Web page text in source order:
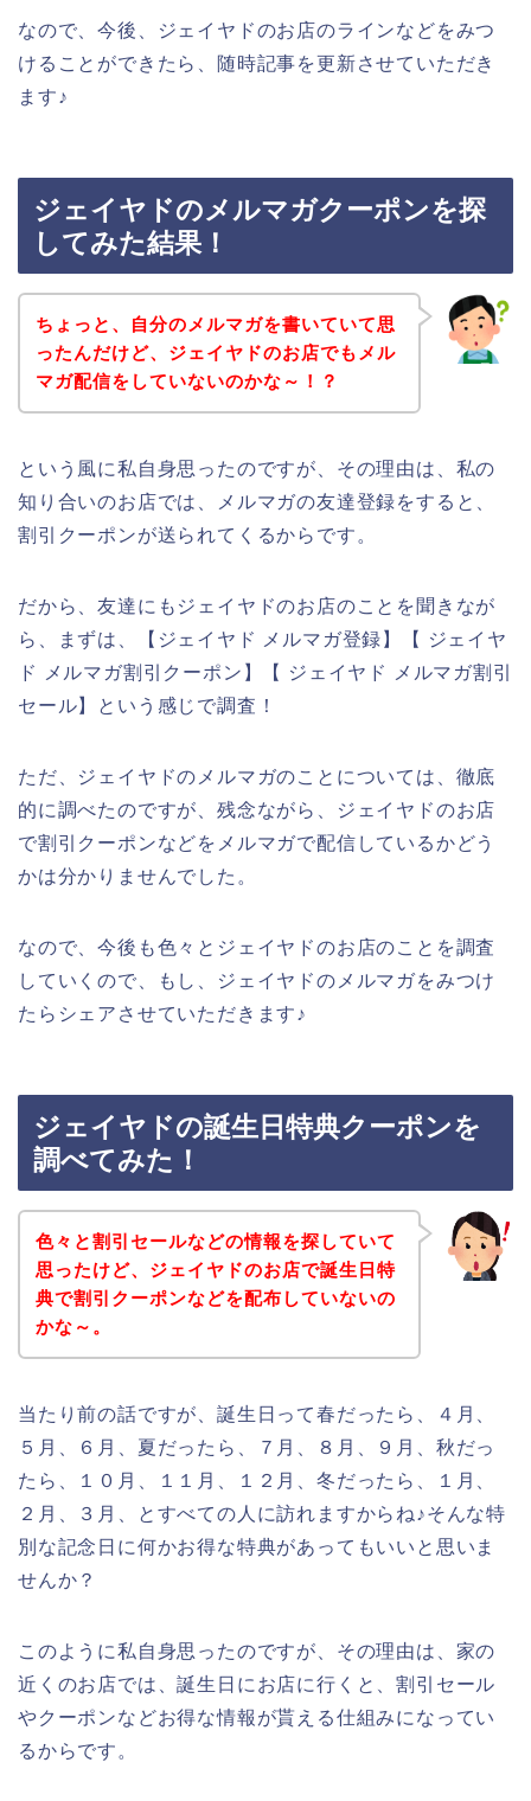
なので、今後、ジェイヤドのお店のラインなどをみつ
けることができたら、随時記事を更新させていただき
ます♪
ジェイヤドのメルマガクーポンを探
してみた結果！
ちょっと、自分のメルマガを書いていて思
ったんだけど、ジェイヤドのお店でもメル
マガ配信をしていないのかな～！？
という風に私自身思ったのですが、その理由は、私の
知り合いのお店では、メルマガの友達登録をすると、
割引クーポンが送られてくるからです。
だから、友達にもジェイヤドのお店のことを聞きなが
ら、まずは、【ジェイヤド メルマガ登録】【 ジェイヤ
ド メルマガ割引クーポン】【 ジェイヤド メルマガ割引
セール】という感じで調査！
ただ、ジェイヤドのメルマガのことについては、徹底
的に調べたのですが、残念ながら、ジェイヤドのお店
で割引クーポンなどをメルマガで配信しているかどう
かは分かりませんでした。
なので、今後も色々とジェイヤドのお店のことを調査
していくので、もし、ジェイヤドのメルマガをみつけ
たらシェアさせていただきます♪
ジェイヤドの誕生日特典クーポンを
調べてみた！
色々と割引セールなどの情報を探していて
思ったけど、ジェイヤドのお店で誕生日特
典で割引クーポンなどを配布していないの
かな～。
当たり前の話ですが、誕生日って春だったら、４月、
５月、６月、夏だったら、７月、８月、９月、秋だっ
たら、１０月、１１月、１２月、冬だったら、１月、
２月、３月、とすべての人に訪れますからね♪そんな特
別な記念日に何かお得な特典があってもいいと思いま
せんか？
このように私自身思ったのですが、その理由は、家の
近くのお店では、誕生日にお店に行くと、割引セール
やクーポンなどお得な情報が貰える仕組みになってい
るからです。